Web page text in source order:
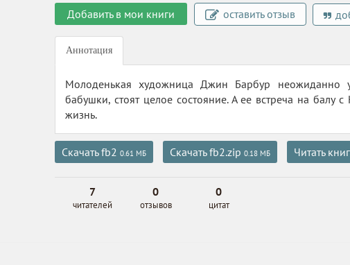
Добавить в мои книги оставить отзыв
Аннотация
Молоденькая художница Джин Барбур неожиданно
бабушки, стоят целое состояние. А ее встреча на
жизнь.
Скачать fb2 0.61 МБ Скачать fb2.zip 0.18 МБ Читать
7
читателей
0
отзывов
0
цитат